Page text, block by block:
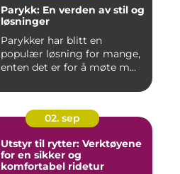
Parykk: En verden av stil og
løsninger
Parykker har blitt en
populær løsning for mange,
enten det er for å møte m...
02. sep
Utstyr til rytter: Verktøyene
for en sikker og
komfortabel ridetur